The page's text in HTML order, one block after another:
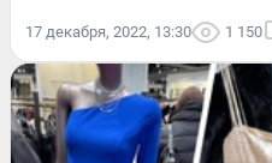
17 декабря, 2022, 13:30 1 150